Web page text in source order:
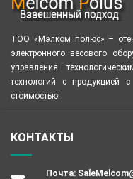
ТОО «Мэлком полюс» –
электронного весового
управления
технологий с продукцией
стоимостью.
КОНТАКТЫ
Почта: